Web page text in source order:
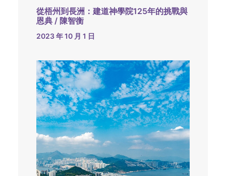
從梧州到長洲：建道神學院125年的挑戰與
恩典 / 陳智衡
2023 年 10 月 1 日